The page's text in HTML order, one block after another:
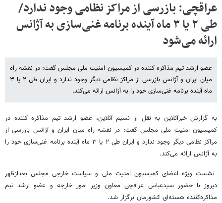
عراقچی: بازرسی از مراکز نظامی وجود ندارد/
طی ۲ یا ۳ ماه آینده برنامه غنی‌سازی به آژانس
ارائه می‌‌شود
عضو ارشد تیم مذاکره کننده در کمیسیون امنیت ملی مجلس گفت: در نقشه راه
میان ایران و آژانس بازرسی از مراکز نظامی دیگر وجود ندارد و ایران طی ۲ یا ۳
ماه آینده برنامه غنی‌سازی خود را به آژانس ارائه می‌کند.
به گزارش خبرآنلاین به نقل از نسیم آنلاین، عضو ارشد تیم مذاکره کننده در
کمیسیون امنیت ملی مجلس گفت: در نقشه راه میان ایران و آژانس بازرسی از
مراکز نظامی دیگر وجود ندارد و ایران طی ۲ یا ۳ ماه آینده برنامه غنی‌سازی خود را
به آژانس ارائه می‌کند.
نشست ویژه اعضای کمیسیون امنیت ملی و سیاست خارجی مجلس بعدازظهر
دیروز با حضور سیدعباس عراقچی معاون وزیر امور خارجه و عضو ارشد تیم
مذاکره‌کننده هسته‌ای کشورمان برگزار شد.